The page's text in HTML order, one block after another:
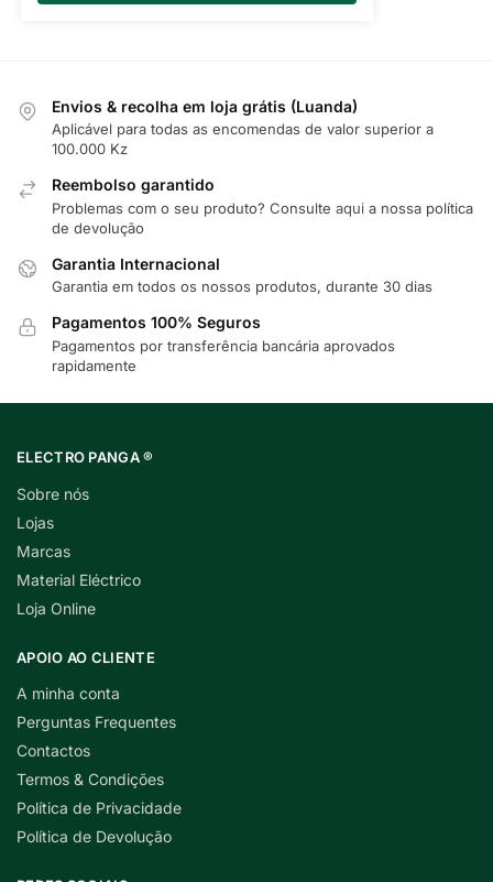
Envios & recolha em loja grátis (Luanda)
Aplicável para todas as encomendas de valor superior a
100.000 Kz
Reembolso garantido
Problemas com o seu produto? Consulte aqui a nossa política
de devolução
Garantia Internacional
Garantia em todos os nossos produtos, durante 30 dias
Pagamentos 100% Seguros
Pagamentos por transferência bancária aprovados
rapidamente
ELECTRO PANGA ®
Sobre nós
Lojas
Marcas
Material Eléctrico
Loja Online
APOIO AO CLIENTE
A minha conta
Perguntas Frequentes
Contactos
Termos & Condições
Política de Privacidade
Política de Devolução